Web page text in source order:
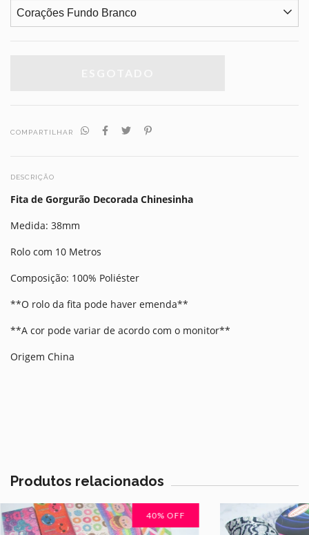
COMPARTILHAR
DESCRIÇÃO
Fita de Gorgurão Decorada Chinesinha
Medida: 38mm
Rolo com 10 Metros
Composição: 100% Poliéster
**O rolo da fita pode haver emenda**
**A cor pode variar de acordo com o monitor**
Origem China
Produtos relacionados
40% OFF